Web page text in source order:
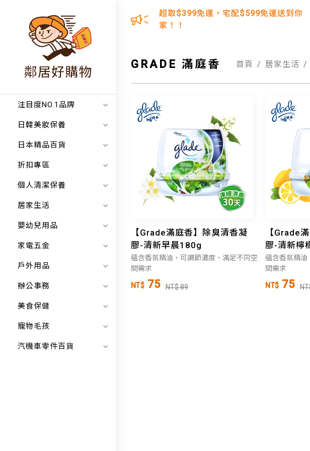
超取$399免運，宅配$599免運送到你
家！！
注目度NO.1品牌
日韓美妝保養
日本精品百貨
折扣專區
個人清潔保養
居家生活
嬰幼兒用品
家電五金
戶外用品
辦公事務
美食保健
寵物毛孩
汽機車零件百貨
GRADE 滿庭香 首頁 居家生活
【Grade滿庭香】除臭清香凝
膠-清新早晨180g
蘊含香氛精油，可調節濃度、滿足不同空
間需求
NT$ 75 NT$ 89
【Grade
膠-清新檸
蘊含香氛精油
間需求
NT$ 75